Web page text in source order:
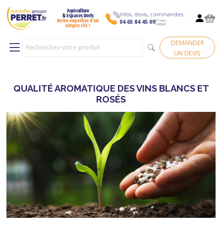
Agriculture
& Espaces Verts
Notre expertise d’un
simple clic !
Infos, devis, commandes…
04 65 84 45 09N° non
surtaxé
DEMANDER
UN DEVIS
QUALITÉ AROMATIQUE DES VINS BLANCS ET
ROSÉS